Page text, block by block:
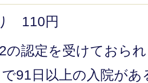
110円
の認定を受けておら
91日以上の入院が